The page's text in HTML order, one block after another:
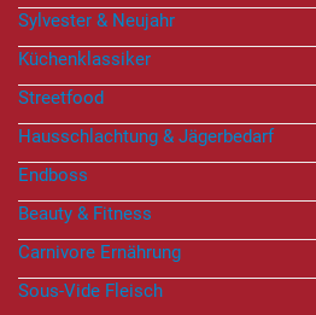
Sylvester & Neujahr
Küchenklassiker
Streetfood
Hausschlachtung & Jägerbedarf
Endboss
Beauty & Fitness
Carnivore Ernährung
Sous-Vide Fleisch